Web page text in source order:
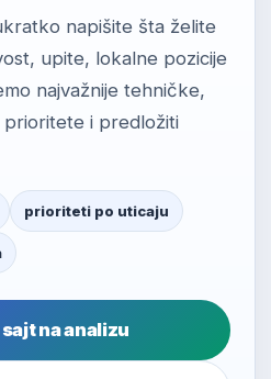
napišite šta želite
upite, lokalne pozicije
najvažnije tehničke,
i predložiti
prioriteti po uticaju
na analizu